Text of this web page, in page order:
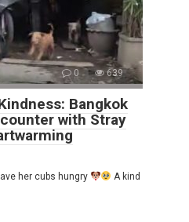
0 639
Bangkok
with Stray
her cubs hungry
A kind